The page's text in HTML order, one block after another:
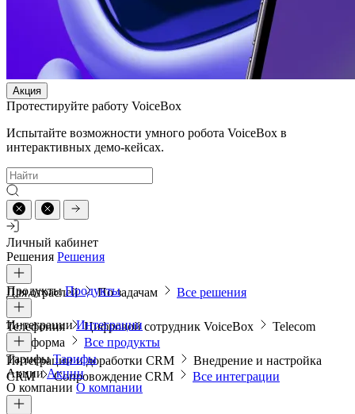
Акция
Протестируйте работу VoiceBox
Испытайте возможности умного робота VoiceBox в
интерактивных демо-кейсах.
Личный кабинет
Решения Решения
Для отраслей По задачам Все решения
ПродуктыПродукты
Телефония Цифровой сотрудник VoiceBox
Telecom
платформа
Все продукты
ИнтеграцииИнтеграции
Интеграции и доработки CRM
Внедрение и настройка
CRM
Сопровождение CRM Все интеграции
ТарифыТарифы
АкцииАкции
О компании О компании